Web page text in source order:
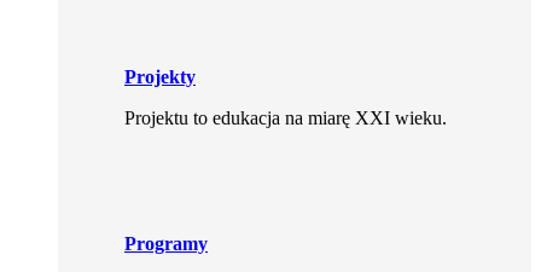
Projekty
Projektu to edukacja na miarę XXI wieku.
Programy